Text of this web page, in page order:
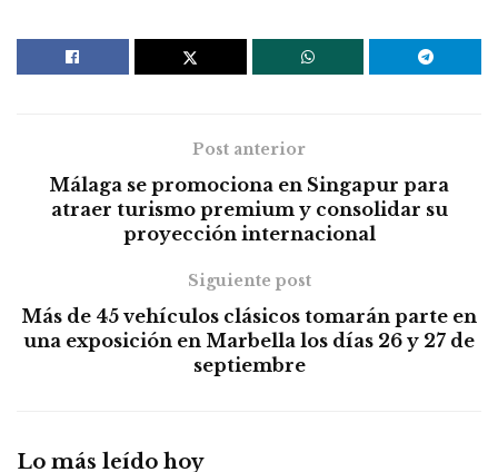
Post anterior
Málaga se promociona en Singapur para
atraer turismo premium y consolidar su
proyección internacional
Siguiente post
Más de 45 vehículos clásicos tomarán parte en
una exposición en Marbella los días 26 y 27 de
septiembre
Lo más leído hoy